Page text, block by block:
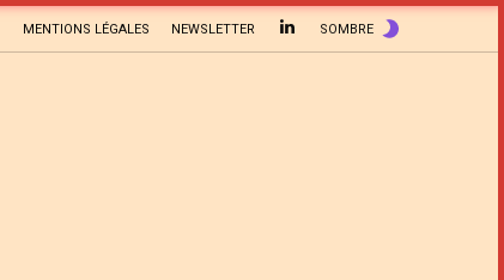
MENTIONS LÉGALES NEWSLETTER SOMBRE